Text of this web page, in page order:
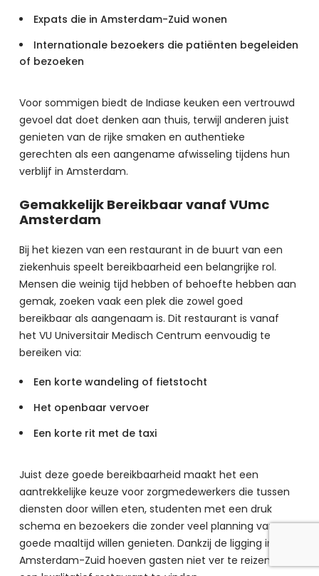
Expats die in Amsterdam-Zuid wonen
Internationale bezoekers die patiënten begeleiden
of bezoeken
Voor sommigen biedt de Indiase keuken een vertrouwd
gevoel dat doet denken aan thuis, terwijl anderen juist
genieten van de rijke smaken en authentieke
gerechten als een aangename afwisseling tijdens hun
verblijf in Amsterdam.
Gemakkelijk Bereikbaar vanaf VUmc
Amsterdam
Bij het kiezen van een restaurant in de buurt van een
ziekenhuis speelt bereikbaarheid een belangrijke rol.
Mensen die weinig tijd hebben of behoefte hebben aan
gemak, zoeken vaak een plek die zowel goed
bereikbaar als aangenaam is. Dit restaurant is vanaf
het VU Universitair Medisch Centrum eenvoudig te
bereiken via:
Een korte wandeling of fietstocht
Het openbaar vervoer
Een korte rit met de taxi
Juist deze goede bereikbaarheid maakt het een
aantrekkelijke keuze voor zorgmedewerkers die tussen
diensten door willen eten, studenten met een druk
schema en bezoekers die zonder veel planning van een
goede maaltijd willen genieten. Dankzij de ligging in
Amsterdam-Zuid hoeven gasten niet ver te reizen om